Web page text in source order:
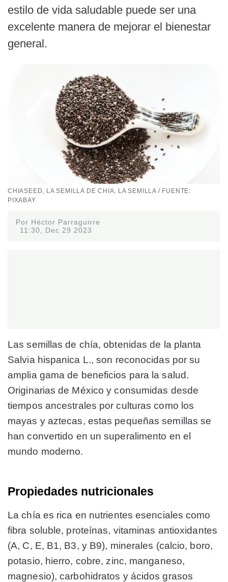
estilo de vida saludable puede ser una
excelente manera de mejorar el bienestar
general.
CHIASEED, LA SEMILLA DE CHIA, LA SEMILLA / FUENTE:
PIXABAY
Por Héctor Parraguirre
11:30, Dec 29 2023
Las semillas de chía,obtenidas de la planta
Salvia hispanica L., son reconocidas por su
amplia gama de beneficios para la salud.
Originarias de México y consumidas desde
tiempos ancestrales por culturas como los
mayas y aztecas, estas pequeñas semillas se
han convertido en un superalimento en el
mundo moderno.
Propiedades nutricionales
La chía es rica en nutrientes esenciales como
fibra soluble, proteínas, vitaminas antioxidantes
(A, C, E, B1, B3, y B9), minerales (calcio, boro,
potasio, hierro, cobre, zinc, manganeso,
magnesio), carbohidratos y ácidos grasos